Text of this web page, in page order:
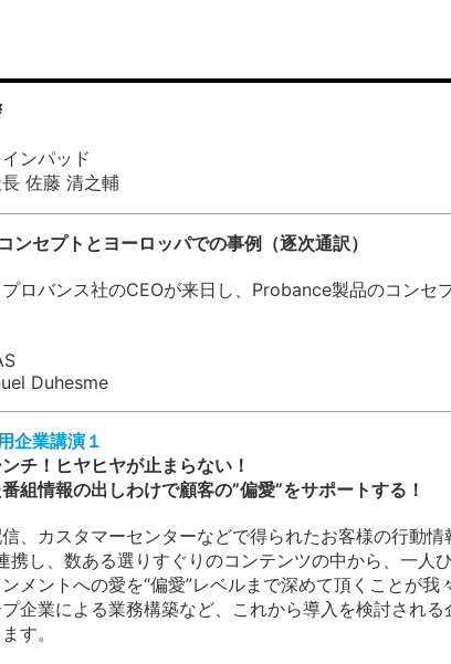
ンパッド
佐藤 清之輔
ンセプトとヨーロッパでの事例（逐次通訳）
ロバンス社のCEOが来日し、Probance製品のコンセ
Duhesme
企業講演１
チ！ヒヤヒヤが止まらない！
組情報の出しわけで顧客の”偏愛”をサポートする！
、カスタマーセンターなどで得られたお客様の行動情
携し、数ある選りすぐりのコンテンツの中から、一人
メントへの愛を“偏愛”レベルまで深めて頂くことが
企業による業務構築など、これから導入を検討され
す。